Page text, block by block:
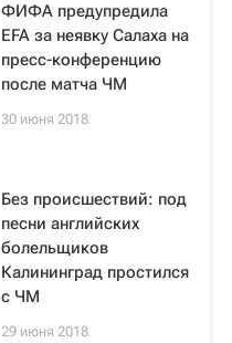
ФИФА предупредила
EFA за неявку Салаха на
пресс-конференцию
после матча ЧМ
30 июня 2018
Без происшествий: под
песни английских
болельщиков
Калининград простился
с ЧМ
29 июня 2018